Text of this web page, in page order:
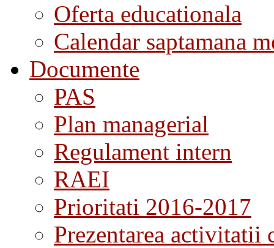
Oferta educationala
Calendar saptamana
Documente
PAS
Plan managerial
Regulament intern
RAEI
Prioritati 2016-2017
Prezentarea activitatii